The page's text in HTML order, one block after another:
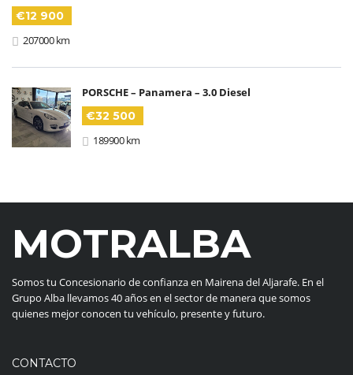
€12 900
207000 km
PORSCHE – Panamera – 3.0 Diesel
€32 500
189900 km
MOTRALBA
Somos tu Concesionario de confianza en Mairena del Aljarafe. En el
Grupo Alba llevamos 40 años en el sector de manera que somos
quienes mejor conocen tu vehículo, presente y futuro.
CONTACTO